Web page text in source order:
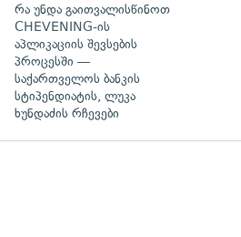
რა უნდა გაითვალისწინოთ
CHEVENING-ის
აპლიკაციის შევსების
პროცესში —
საქართველოს ბანკის
სტიპენდიატის, ლუკა
ხუნდაძის რჩევები